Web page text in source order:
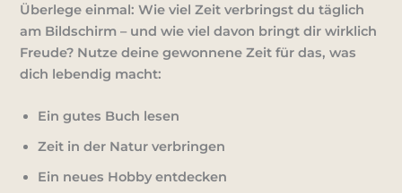
Überlege einmal:Wie viel Zeit verbringst du täglich
am Bildschirm – und wie viel davon bringt dir wirklich
Freude? Nutze deine gewonnene Zeit für das, was
dich lebendig macht:
Ein gutes Buch lesen
Zeit in der Natur verbringen
Ein neues Hobby entdecken